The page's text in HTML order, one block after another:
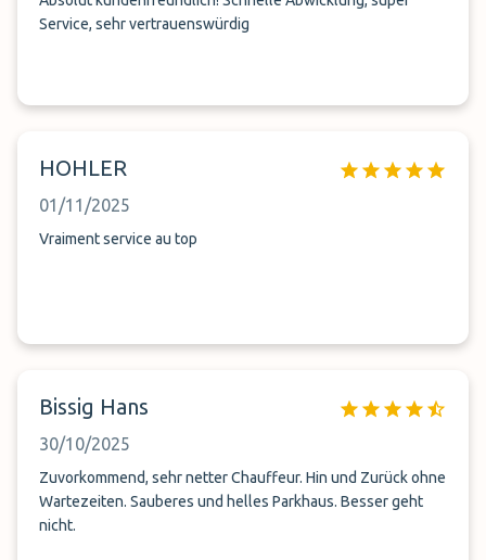
Service, sehr vertrauenswürdig
HOHLER
01/11/2025
Vraiment service au top
Bissig Hans
30/10/2025
Zuvorkommend, sehr netter Chauffeur. Hin und Zurück ohne
Wartezeiten. Sauberes und helles Parkhaus. Besser geht
nicht.